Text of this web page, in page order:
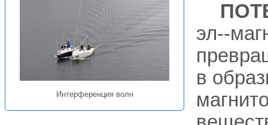
Интерференция волн
эл--
в